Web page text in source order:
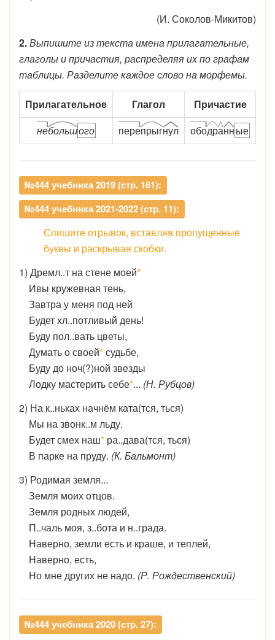
(И. Соколов-Микитов)
2.Выпишите из текста имена прилагательные,
глаголы и причастия, распределяя их по графам
таблицы. Разделите каждое слово на морфемы.
Прилагательное Глагол
Причастие
небольшого перепрыгнул ободранные
№444 учебника 2019 (стр. 161):
№444 учебника 2021-2022 (стр. 11):
Спишите отрывок, вставляя пропущенные
буквы и раскрывая скобки.
1) Дремл..т на стене моей*
Ивы кружевная тень,
Завтра у меня под ней
Будет хл..потливый день!
Буду пол..вать цветы,
Думать о своей*судьбе,
Буду до ноч(?)ной звезды
Лодку мастерить себе*... (Н. Рубцов)
2) На к..ньках начнём ката(тся, ться)
Мы на звонк..м льду.
Будет смех наш* ра..дава(тся, ться)
В парке на пруду. (К. Бальмонт)
3) Родимая земля...
Земля моих отцов.
Земля родных людей,
П..чаль моя, з..бота и н..града.
Наверно, земли есть и краше, и теплей,
Наверно, есть,
Но мне других не надо. (Р. Рождественский)
№444 учебника 2020 (стр. 27):